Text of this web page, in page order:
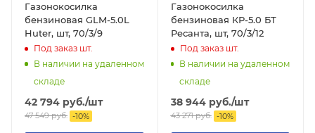
Газонокосилка
бензиновая GLM-5.0L
Huter, шт, 70/3/9
Под заказ шт.
В наличии на удаленном
складе
42 794 руб./шт
47 549руб. -10%
Газонокосилка
бензиновая КР-5.0 БТ
Ресанта, шт, 70/3/12
Под заказшт.
В наличии на удаленном
складе
38 944руб./шт
43 271руб. -10%